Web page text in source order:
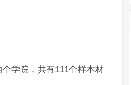
学院，共有111个样本材